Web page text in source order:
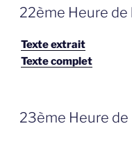
GEPLAATST
OP
22ème Heure de
Texte extrait
Texte complet
GEPLAATST
OP
23ème Heure de